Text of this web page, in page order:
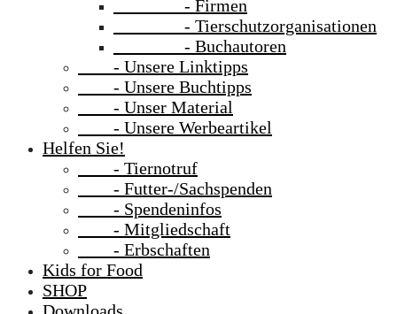
- Firmen
- Tierschutzorganisationen
- Buchautoren
- Unsere Linktipps
- Unsere Buchtipps
- Unser Material
- Unsere Werbeartikel
Helfen Sie!
- Tiernotruf
- Futter-/Sachspenden
- Spendeninfos
- Mitgliedschaft
- Erbschaften
Kids for Food
SHOP